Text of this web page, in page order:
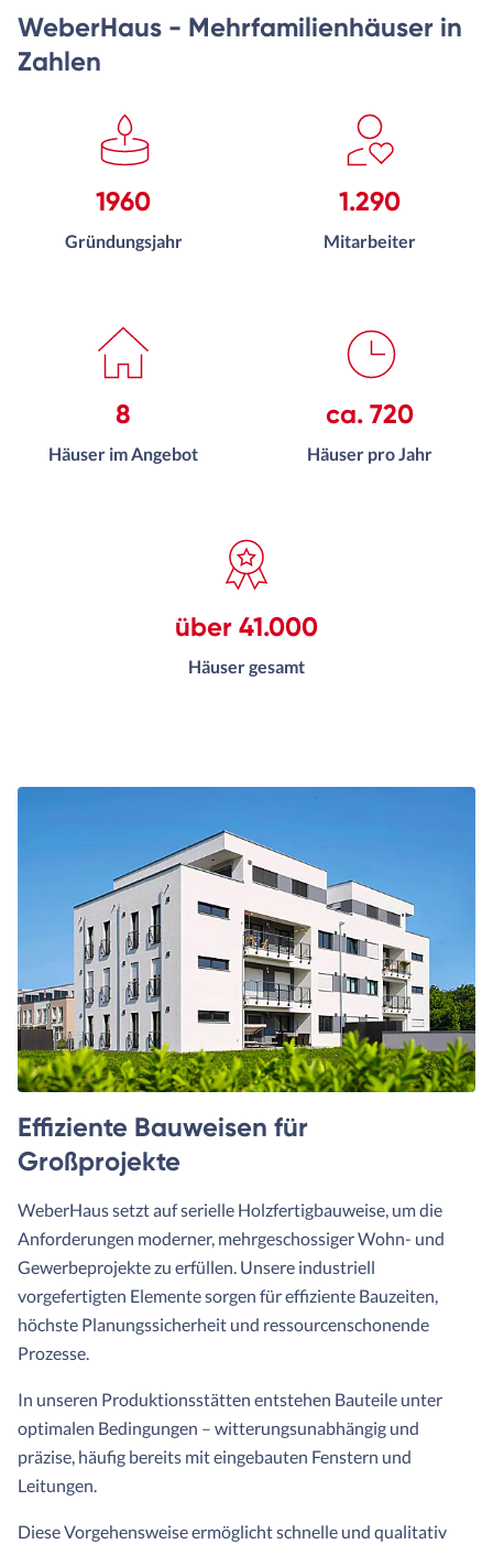
WeberHaus - Mehrfamilienhäuser in
Zahlen
1960
Gründungsjahr
1.290
Mitarbeiter
8
Häuser im Angebot
ca. 720
Häuser pro Jahr
über 41.000
Häuser gesamt
Effiziente Bauweisen für
Großprojekte
WeberHaus setzt auf serielle Holzfertigbauweise, um die
Anforderungen moderner, mehrgeschossiger Wohn- und
Gewerbeprojekte zu erfüllen. Unsere industriell
vorgefertigten Elemente sorgen für effiziente Bauzeiten,
höchste Planungssicherheit und ressourcenschonende
Prozesse.
In unseren Produktionsstätten entstehen Bauteile unter
optimalen Bedingungen – witterungsunabhängig und
präzise, häufig bereits mit eingebauten Fenstern und
Leitungen.
Diese Vorgehensweise ermöglicht schnelle und qualitativ